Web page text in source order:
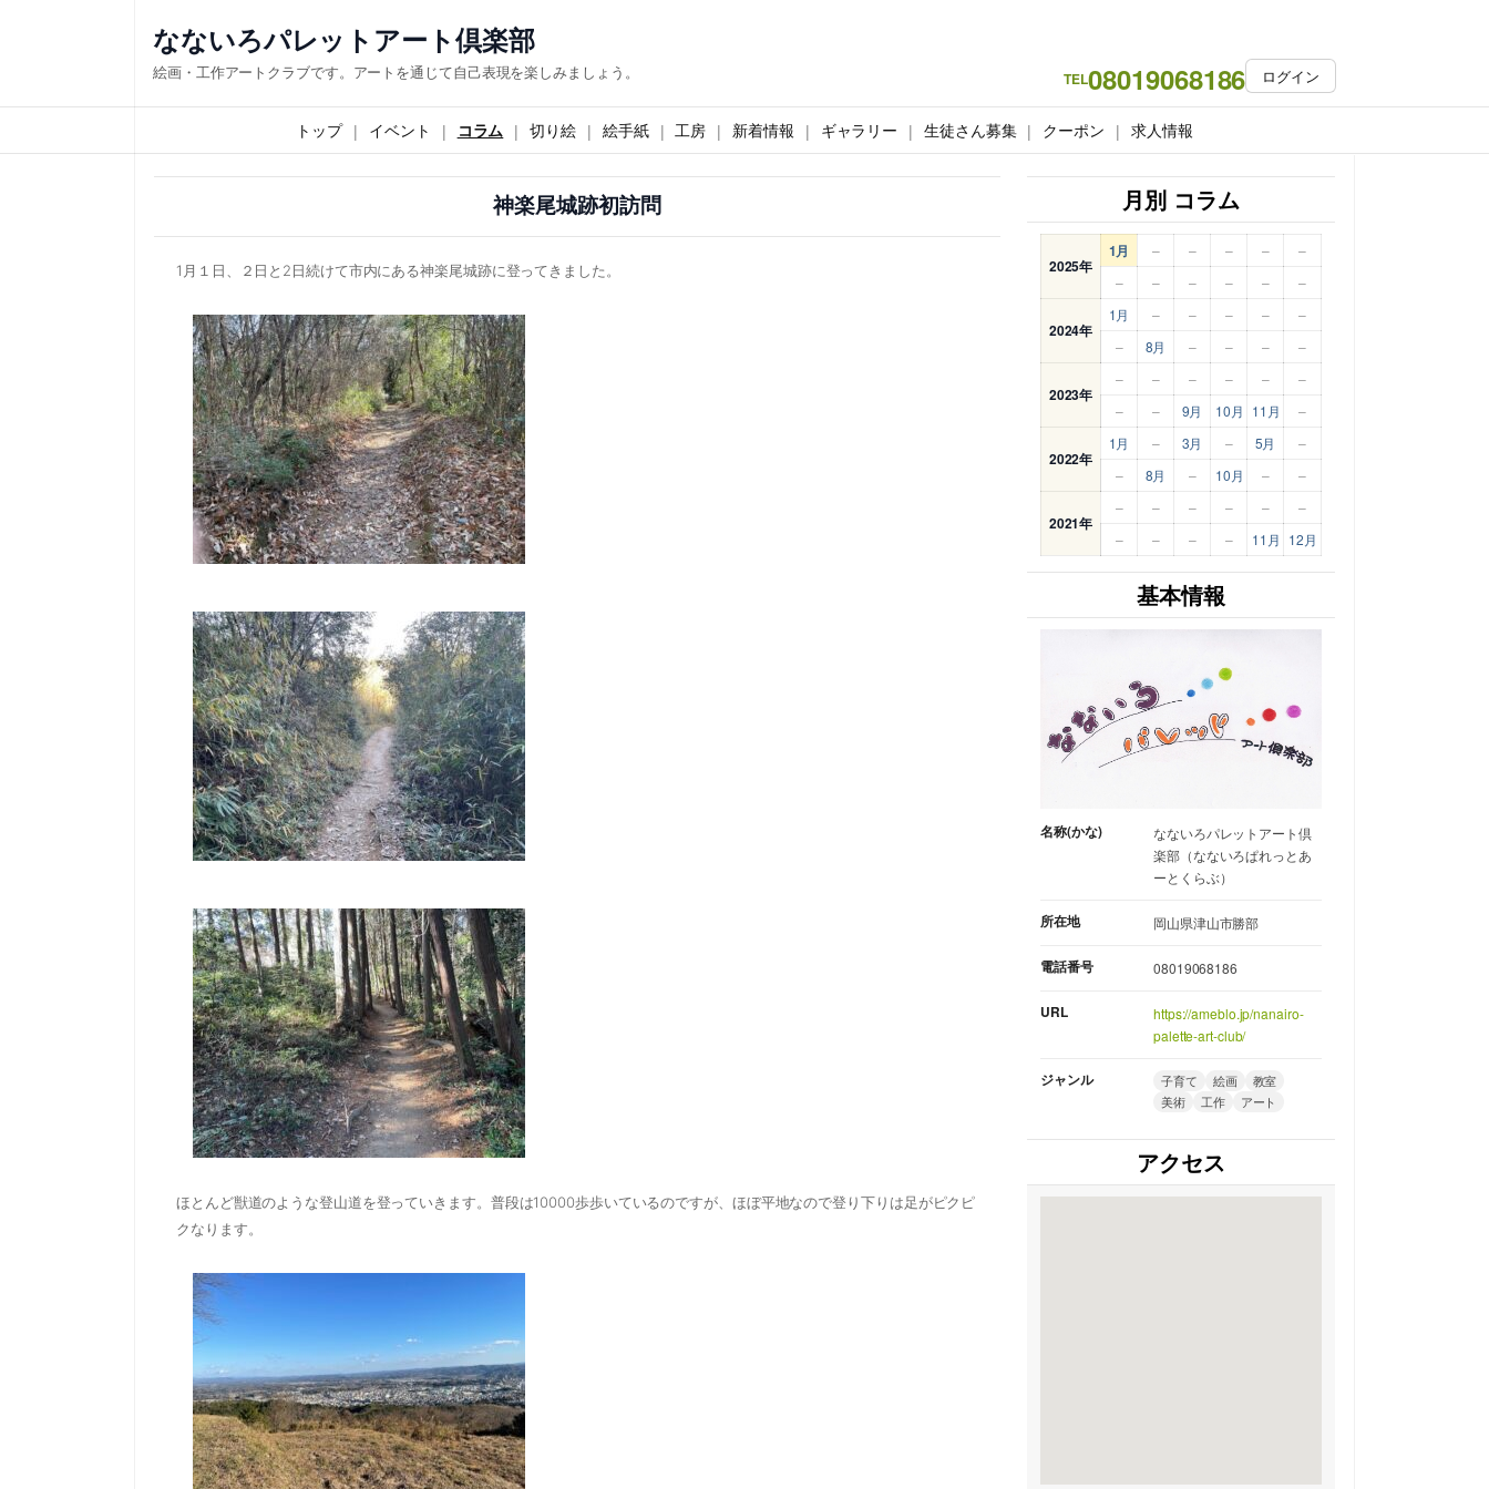
ス
キ
なないろパレットアート倶楽部
絵画・工作アートクラブです。アートを通じて自己表現を楽しみましょう。 TEL08019068186 ログイン
トップ イベント コラム 切り絵 絵手紙 工房 新着情報 ギャラリー 生徒さん募集 クーポン 求人情報
神楽尾城跡初訪問
1月１日、２日と2日続けて市内にある神楽尾城跡に登ってきました。
ほとんど獣道のような登山道を登っていきます。普段は10000歩歩いているのですが、ほぼ平地なので登り下りは足がピクピ
クなります。
月別 コラム
2025年
1月 – – – –
–
–
– – – – –
2024年
1月 – – – –
–
–
8月 – – – –
2023年
– – – – –
–
–
– 9月 10月 11月 –
2022年
1月 – 3月 – 5月
–
–
8月 – 10月 – –
2021年
– – – – –
–
–
– – – 11月 12月
基本情報
名称(かな)
なないろパレットアート倶
楽部（なないろぱれっとあ
ーとくらぶ）
所在地 岡山県津山市勝部
電話番号 08019068186
URL
https://ameblo.jp/nanairo-
palette-art-club/
ジャンル 子育て 絵画
教室
美術
工作 アート
アクセス